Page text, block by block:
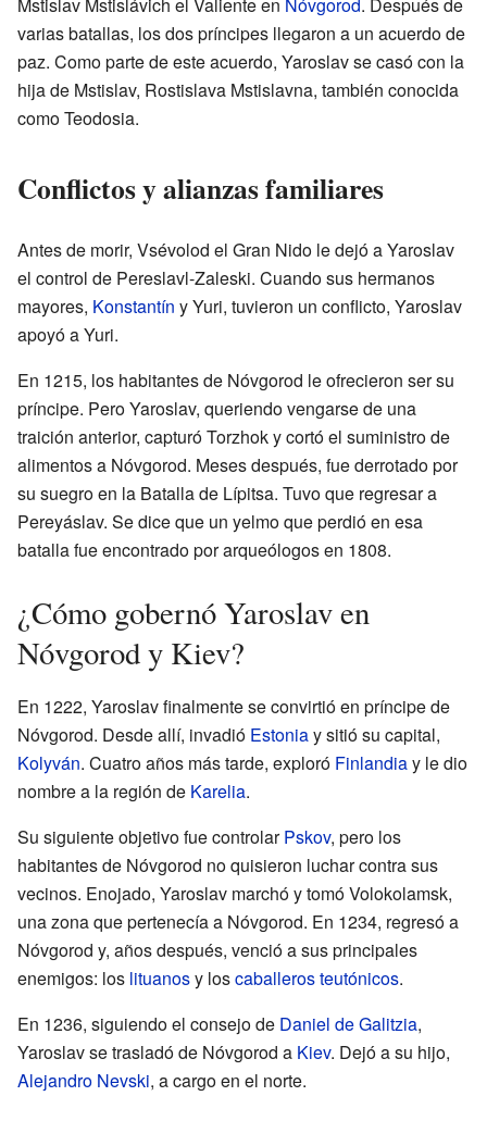
Mstislav Mstislávich el Valiente en Nóvgorod. Después de
varias batallas, los dos príncipes llegaron a un acuerdo de
paz. Como parte de este acuerdo, Yaroslav se casó con la
hija de Mstislav, Rostislava Mstislavna, también conocida
como Teodosia.
Conflictos y alianzas familiares
Antes de morir, Vsévolod el Gran Nido le dejó a Yaroslav
el control de Pereslavl-Zaleski. Cuando sus hermanos
mayores, Konstantín y Yuri, tuvieron un conflicto, Yaroslav
apoyó a Yuri.
En 1215, los habitantes de Nóvgorod le ofrecieron ser su
príncipe. Pero Yaroslav, queriendo vengarse de una
traición anterior, capturó Torzhok y cortó el suministro de
alimentos a Nóvgorod. Meses después, fue derrotado por
su suegro en la Batalla de Lípitsa. Tuvo que regresar a
Pereyáslav. Se dice que un yelmo que perdió en esa
batalla fue encontrado por arqueólogos en 1808.
¿Cómo gobernó Yaroslav en
Nóvgorod y Kiev?
En 1222, Yaroslav finalmente se convirtió en príncipe de
Nóvgorod. Desde allí, invadió Estoniay sitió su capital,
Kolyván. Cuatro años más tarde, exploró Finlandiay le dio
nombre a la región de Karelia.
Su siguiente objetivo fue controlarPskov, pero los
habitantes de Nóvgorod no quisieron luchar contra sus
vecinos. Enojado, Yaroslav marchó y tomó Volokolamsk,
una zona que pertenecía a Nóvgorod. En 1234, regresó a
Nóvgorod y, años después, venció a sus principales
enemigos: los lituanosy loscaballeros teutónicos.
En 1236, siguiendo el consejo de Daniel de Galitzia,
Yaroslav se trasladó de Nóvgorod a Kiev. Dejó a su hijo,
Alejandro Nevski, a cargo en el norte.